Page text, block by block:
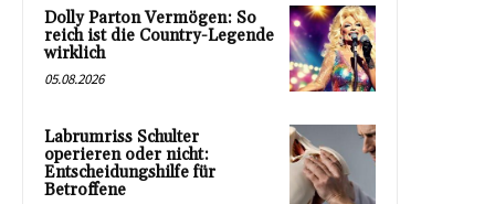
Dolly Parton Vermögen: So
reich ist die Country-Legende
wirklich
05.08.2026
Labrumriss Schulter
operieren oder nicht:
Entscheidungshilfe für
Betroffene